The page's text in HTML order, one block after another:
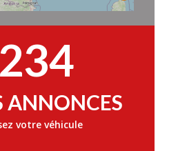
ANNONCES
votre véhicule